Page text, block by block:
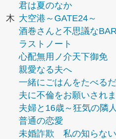
君は夏のなか
木 大空港～GATE24～
酒巻さんと不思議なBAR
ラストノート
心配無用ノ介天下御免
親愛なる夫へ
一緒にごはんをたべる
夫に不倫をお願いされ
夫婦と16歳～狂気の隣
普通の恋愛
未婚詐欺 私の知らな